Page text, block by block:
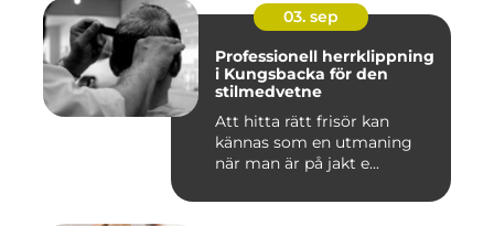
03. sep
Professionell herrklippning
i Kungsbacka för den
stilmedvetne
Att hitta rätt frisör kan
kännas som en utmaning
när man är på jakt e...